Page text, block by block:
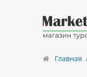
Главная